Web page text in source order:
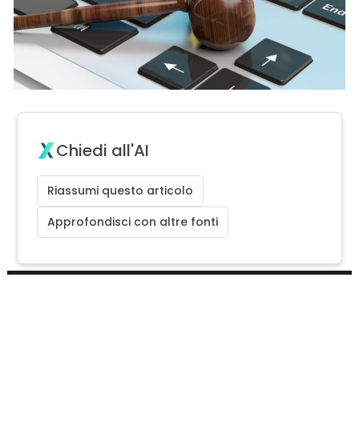
Chiedi all'AI
Riassumi questo articolo
Approfondisci con altre fonti